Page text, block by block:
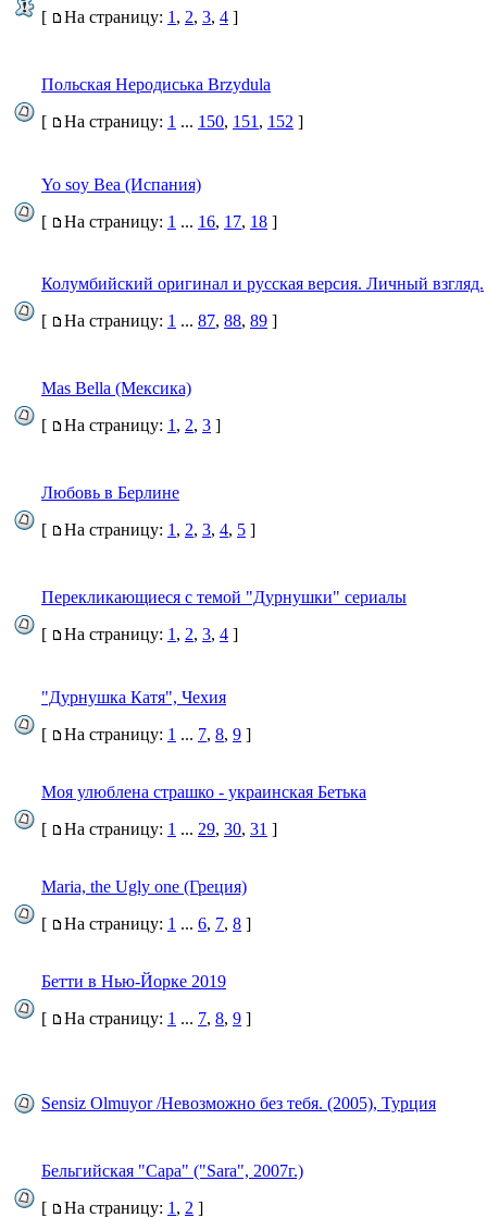
[
На страницу: 1 , 2, 3, 4 ]
Польская Неродиська Brzydula
[
На страницу: 1 ... 150, 151 , 152 ]
Yo soy Bea (Испания)
[
На страницу: 1 ... 16, 17, 18 ]
Колумбийский оригинал и русская версия. Личный взгляд.
[
На страницу: 1 ... 87, 88, 89 ]
Mas Bella (Мексика)
[
На страницу: 1 , 2, 3 ]
Любовь в Берлине
[
На страницу: 1 , 2, 3, 4, 5 ]
Перекликающиеся с темой "Дурнушки" сериалы
[
На страницу: 1 , 2, 3, 4 ]
"Дурнушка Катя", Чехия
[
На страницу: 1 ... 7, 8, 9 ]
Моя улюблена страшко - украинская Бетька
[
На страницу: 1 ... 29, 30, 31 ]
Maria, the Ugly one (Греция)
[
На страницу: 1 ... 6, 7, 8 ]
Бетти в Нью-Йорке 2019
[
На страницу: 1 ... 7, 8, 9 ]
Sensiz Olmuyor /Невозможно без тебя. (2005), Турция
Бельгийская "Сара" ("Sara", 2007г.)
[
На страницу: 1 , 2 ]